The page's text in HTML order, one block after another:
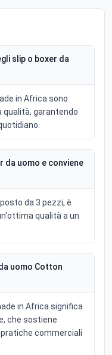
slip o boxer da
in Africa sono
qualità, garantendo
da uomo e conviene
da 3 pezzi, è
qualità a un
uomo Cotton
in Africa significa
che sostiene
commerciali